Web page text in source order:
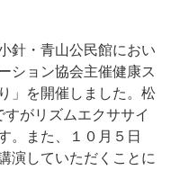
針・青山公民館におい
ション協会主催健康ス
」を開催しました。松
がリズムエクササイ
。また、１０月５日
演していただくことに